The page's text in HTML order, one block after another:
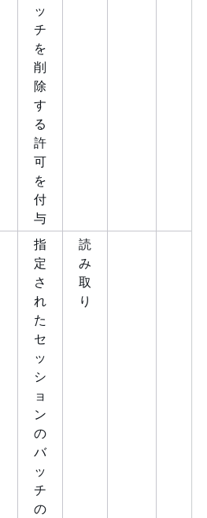
ッ
チ
を
削
除
す
る
許
可
を
付
与
指
定
さ
れ
た
セ
ッ
シ
ョ
ン
の
バ
ッ
チ
の
読
み
取
り